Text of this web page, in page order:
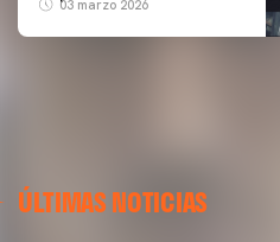
03 marzo 2026
ÚLTIMAS NOTICIAS